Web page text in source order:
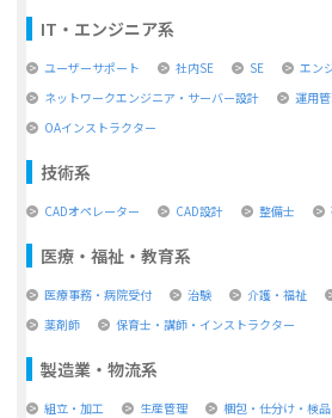
IT・エンジニア系
ユーザーサポート 社内SE SE
エン
ネットワークエンジニア・サーバー設計
運用
OAインストラクター
技術系
CADオペレーター CAD設計 整備士
医療・福祉・教育系
医療事務・病院受付 治験 介護・福祉
薬剤師
保育士・講師・インストラクター
製造業・物流系
組立・加工 生産管理
梱包・仕分け・検品